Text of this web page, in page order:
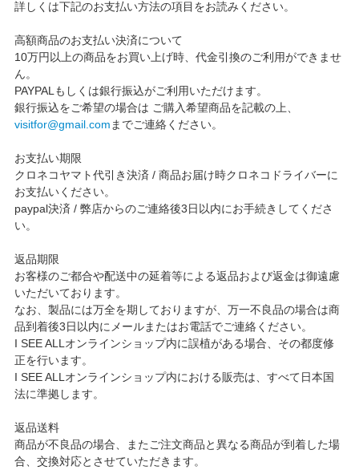
詳しくは下記のお支払い方法の項目をお読みください。
高額商品のお支払い決済について
10万円以上の商品をお買い上げ時、代金引換のご利用ができませ
ん。
PAYPALもしくは銀行振込がご利用いただけます。
銀行振込をご希望の場合は ご購入希望商品を記載の上、
visitfor@gmail.com までご連絡ください。
お支払い期限
クロネコヤマト代引き決済 / 商品お届け時クロネコドライバーに
お支払いください。
paypal決済 / 弊店からのご連絡後3日以内にお手続きしてくださ
い。
返品期限
お客様のご都合や配送中の延着等による返品および返金は御遠慮
いただいております。
なお、製品には万全を期しておりますが、万一不良品の場合は商
品到着後3日以内にメールまたはお電話でご連絡ください。
I SEE ALLオンラインショップ内に誤植がある場合、その都度修
正を行います。
I SEE ALLオンラインショップ内における販売は、すべて日本国
法に準拠します。
返品送料
商品が不良品の場合、またご注文商品と異なる商品が到着した場
合、交換対応とさせていただきます。